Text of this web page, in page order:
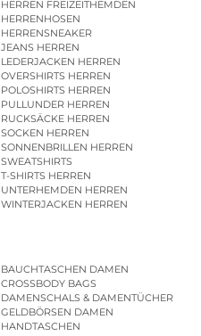
HERREN FREIZEITHEMDEN
HERRENHOSEN
HERRENSNEAKER
JEANS HERREN
LEDERJACKEN HERREN
OVERSHIRTS HERREN
POLOSHIRTS HERREN
PULLUNDER HERREN
RUCKSÄCKE HERREN
SOCKEN HERREN
SONNENBRILLEN HERREN
SWEATSHIRTS
T-SHIRTS HERREN
UNTERHEMDEN HERREN
WINTERJACKEN HERREN
BAUCHTASCHEN DAMEN
CROSSBODY BAGS
DAMENSCHALS & DAMENTÜCHER
GELDBÖRSEN DAMEN
HANDTASCHEN